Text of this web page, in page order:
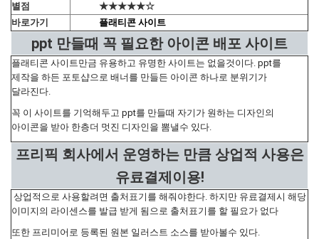
별점
★★★★★☆
바로가기
플래티콘 사이트
ppt 만들때 꼭 필요한 아이콘 배포 사이트
플래티콘 사이트만금 유용하고 유명한 사이트는 없을것이다. ppt를
제작을 하든 포토샵으로 배너를 만들든 아이콘 하나로 분위기가
달라진다.
꼭 이 사이트를 기억해두고 ppt를 만들때 자기가 원하는 디자인의
아이콘을 받아 한층더 멋진 디자인을 뽐낼수 있다.
프리픽 회사에서 운영하는 만큼 상업적 사용은
유료결제이용!
상업적으로 사용할려면 출처표기를 해줘야한다. 하지만 유료결제시 해당
이미지의 라이센스를 발급 받게 됨으로 출처표기를 할 필요가 없다
또한 프리미어로 등록된 원본 일러스트 소스를 받아볼수 있다.